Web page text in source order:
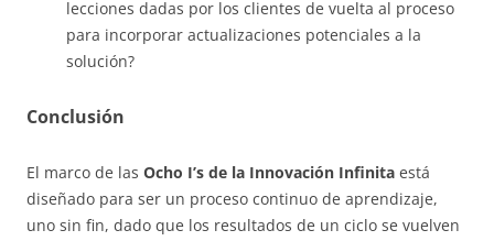
lecciones dadas por los clientes de vuelta al proceso
para incorporar actualizaciones potenciales a la
solución?
Conclusión
El marco de las Ocho I’s de la Innovación Infinita está
diseñado para ser un proceso continuo de aprendizaje,
uno sin fin, dado que los resultados de un ciclo se vuelven